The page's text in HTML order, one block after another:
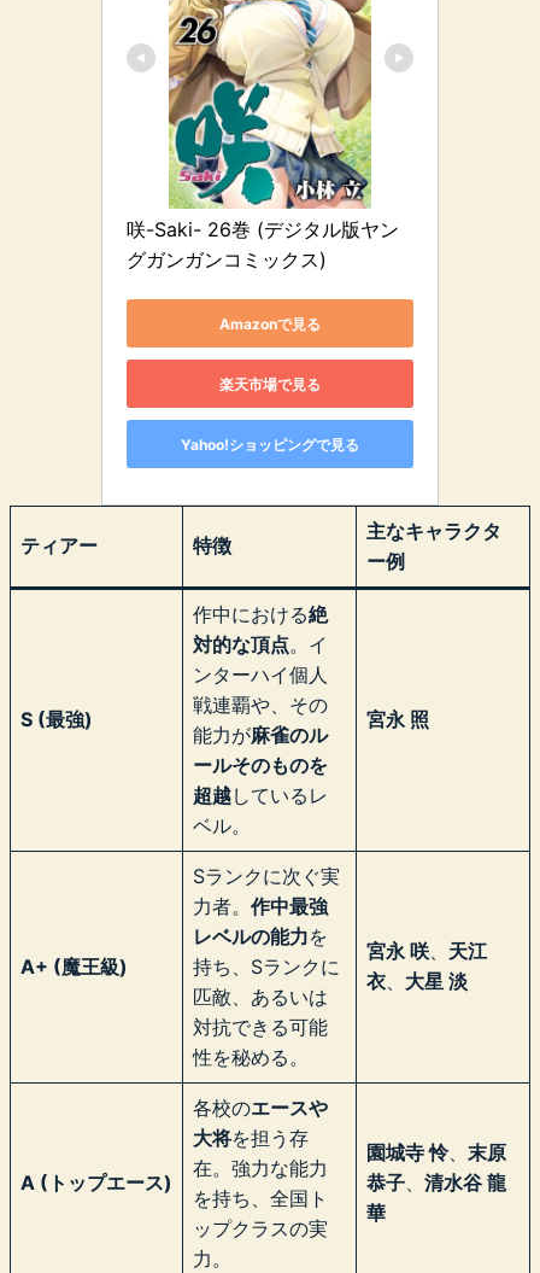
咲-Saki- 26巻 (デジタル版ヤン
グガンガンコミックス)
Amazonで見る
楽天市場で見る
Yahoo!ショッピングで見る
ティアー 特徴
主なキャラクタ
ー例
S (最強)
作中における絶
対的な頂点。イ
ンターハイ個人
戦連覇や、その
能力が麻雀のル
ールそのものを
超越しているレ
ベル。
宮永 照
A+ (魔王級)
Sランクに次ぐ実
力者。 作中最強
レベルの能力を
持ち、Sランクに
匹敵、あるいは
対抗できる可能
性を秘める。
宮永 咲、 天江
衣、 大星 淡
A (トップエース)
各校のエースや
大将を担う存
在。強力な能力
を持ち、全国ト
ップクラスの実
力。
園城寺 怜、 末原
恭子、 清水谷 龍
華